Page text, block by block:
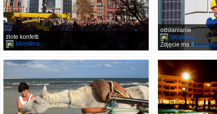
złote konfetti
bkrystina
odsłanianie
bkrystina
Zdjęcie ma4